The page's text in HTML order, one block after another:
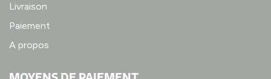
Livraison
Paiement
A propos